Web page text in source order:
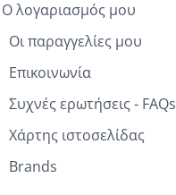
Ο λογαριασμός μου
Οι παραγγελίες μου
Επικοινωνία
Συχνές ερωτήσεις - FAQs
Χάρτης ιστοσελίδας
Brands